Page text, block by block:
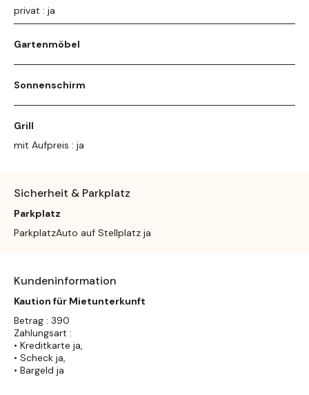
privat : ja
Gartenmöbel
Sonnenschirm
Grill
mit Aufpreis : ja
Sicherheit & Parkplatz
Parkplatz
ParkplatzAuto auf Stellplatz ja
Kundeninformation
Kaution für Mietunterkunft
Betrag : 390
Zahlungsart :
• Kreditkarte ja,
• Scheck ja,
• Bargeld ja